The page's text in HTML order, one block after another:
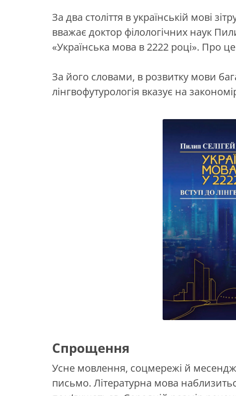
За два століття в українській мові
вважає доктор філологічних наук
«Українська мова в 2222 році». Про
За його словами, в розвитку мови
лінгвофутурологія вказує на
Спрощення
Усне мовлення, соцмережі й
письмо. Літературна мова